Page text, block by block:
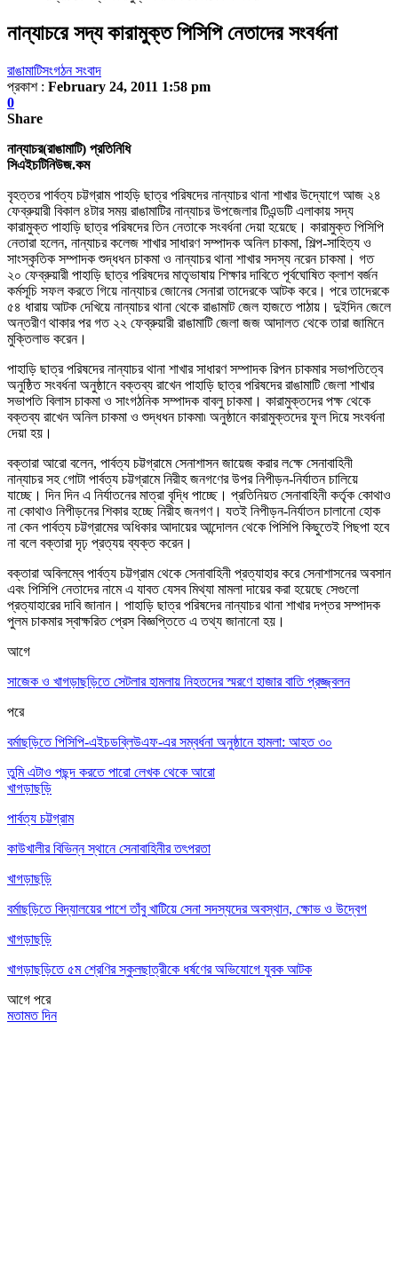
নান্যাচরে সদ্য কারামুক্ত পিসিপি নেতাদের সংবর্ধনা
রাঙামাটিসংগঠন সংবাদ
প্রকাশ : February 24, 2011 1:58 pm
0
Share
নান্যাচর(রাঙামাটি) প্রতিনিধি
সিএইচটিনিউজ.কম
বৃহত্তর পার্বত্য চট্টগ্রাম পাহড়ি ছাত্র পরিষদের নান্যাচর থানা শাখার উদ্যোগে আজ ২৪
ফেব্রুয়ারী বিকাল ৪টার সময় রাঙামাটির নান্যাচর উপজেলার টিএন্ডটি এলাকায় সদ্য
কারামুক্ত পাহাড়ি ছাত্র পরিষদের তিন নেতাকে সংবর্ধনা দেয়া হয়েছে। কারামুক্ত পিসিপি
নেতারা হলেন, নান্যাচর কলেজ শাখার সাধারণ সম্পাদক অনিল চাকমা, শিল্প-সাহিত্য ও
সাংস্কৃতিক সম্পাদক শুদ্ধধন চাকমা ও নান্যাচর থানা শাখার সদস্য নরেন চাকমা । গত
২০ ফেব্রুয়ারী পাহাড়ি ছাত্র পরিষদের মাতৃভাষায় শিক্ষার দাবিতে পূর্বঘোষিত ক্লাশ বর্জন
কর্মসূচি সফল করতে গিয়ে নান্যাচর জোনের সেনারা তাদেরকে আটক করে। পরে তাদেরকে
৫৪ ধারায় আটক দেখিয়ে নান্যাচর থানা থেকে রাঙামাট জেল হাজতে পাঠায়। দুইদিন জেলে
অন্তরীণ থাকার পরগত ২২ ফেব্রুয়ারী রাঙামাটি জেলা জজ আদালত থেকে তারা জামিনে
মুক্তিলাভ করেন।
পাহাড়ি ছাত্র পরিষদের নান্যাচর থানা শাখার সাধারণ সম্পাদক রিপন চাকমার সভাপতিত্বে
অনুষ্ঠিত সংবর্ধনা অনুষ্ঠানে বক্তব্য রাখেন পাহাড়ি ছাত্র পরিষদেররাঙামাটি জেলা শাখার
সভাপতি বিলাস চাকমা ও সাংগঠনিক সম্পাদক বাবলু চাকমা । কারামুক্তদেরপক্ষ থেকে
বক্তব্য রাখেন অনিল চাকমা ও শুদ্ধধন চাকমা৷ অনুষ্ঠানে কারামুক্তদের ফুল দিয়ে সংবর্ধনা
দেয়া হয় ।
বক্তারা আরো বলেন, পার্বত্য চট্টগ্রামে সেনাশাসন জায়েজ করার লক্ষে সেনাবাহিনী
নান্যাচর সহ গোটা পার্বত্য চট্টগ্রামে নিরীহ জনগণের উপর নিপীড়ন-নির্যাতন চালিয়ে
যাচ্ছে । দিন দিন এ নির্যাতনের মাত্রা বৃদ্ধি পাচ্ছে । প্রতিনিয়ত সেনাবাহিনী কর্তৃক কোথাও
না কোথাও নিপীড়নের শিকার হচ্ছে নিরীহ জনগণ। যতই নিপীড়ন-নির্যাতন চালানো হোক
না কেন পার্বত্য চট্টগ্রামের অধিকার আদায়ের আন্দোলন থেকে পিসিপি কিছুতেই পিছপা হবে
না বলে বক্তারা দৃঢ় প্রত্যয় ব্যক্ত করেন।
বক্তারা অবিলম্বে পার্বত্য চট্টগ্রাম থেকে সেনাবাহিনী প্রত্যাহার করে সেনাশাসনের অবসান
এবং পিসিপি নেতাদের নামে এ যাবত যেসব মিথ্যা মামলা দায়ের করা হয়েছে সেগুলো
প্রত্যাহারের দাবি জানান। পাহাড়ি ছাত্র পরিষদের নান্যাচর থানা শাখার দপ্তর সম্পাদক
পুলম চাকমার স্বাক্ষরিত প্রেস বিজ্ঞপ্তিতে এ তথ্য জানানো হয়।
আগে
সাজেক ও খাগড়াছড়িতে সেটলার হামলায় নিহতদের স্মরণে হাজার বাতি প্রজ্জ্বলন
পরে
বর্মাছড়িতে পিসিপি-এইচডব্লিউএফ-এর সম্বর্ধনা অনুষ্ঠানে হামলা: আহত ৩০
তুমি এটাও পছন্দ করতে পারো লেখক থেকে আরো
খাগড়াছড়ি
পার্বত্য চট্টগ্রাম
কাউখালীর বিভিন্ন স্থানে সেনাবাহিনীর তৎপরতা
খাগড়াছড়ি
বর্মাছড়িতে বিদ্যালয়ের পাশে তাঁবু খাটিয়ে সেনা সদস্যদের অবস্থান, ক্ষোভ ও উদ্বেগ
খাগড়াছড়ি
খাগড়াছড়িতে ৫ম শ্রেণির স্কুলছাত্রীকে ধর্ষণের অভিযোগে যুবক আটক
আগে পরে
মতামত দিন